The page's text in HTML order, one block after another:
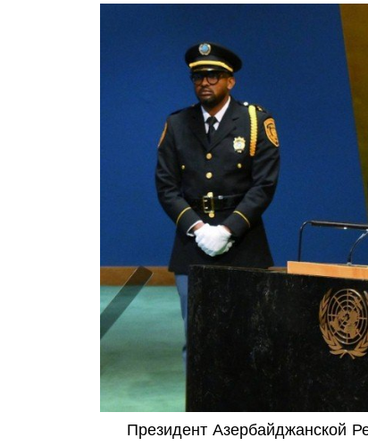
Президент Азербайджанской